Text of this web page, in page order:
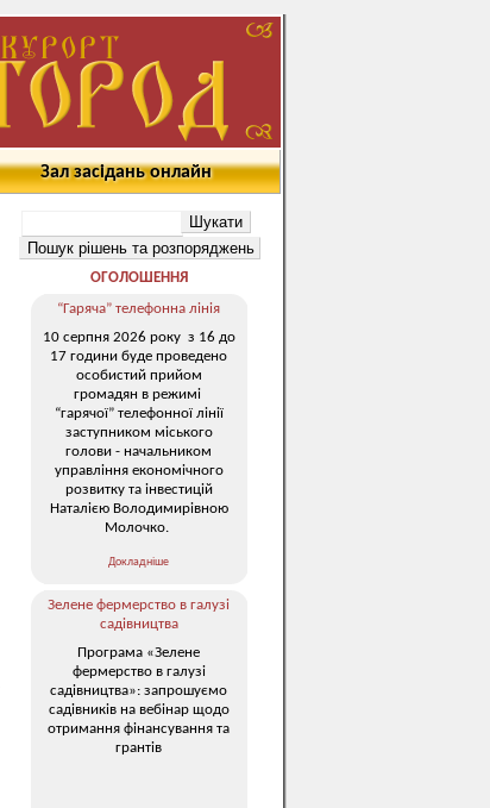
Зал засідань онлайн
ОГОЛОШЕННЯ
“Гаряча” телефонна лінія
10 серпня 2026 року з 16 до
17 години буде проведено
особистий прийом
громадян в режимі
“гарячої” телефонної лінії
заступником міського
голови - начальником
управління економічного
розвитку та інвестицій
Наталією Володимирівною
Молочко.
Докладніше
Зелене фермерство в галузі
садівництва
Програма «Зелене
фермерство в галузі
садівництва»: запрошуємо
садівників на вебінар щодо
отримання фінансування та
грантів